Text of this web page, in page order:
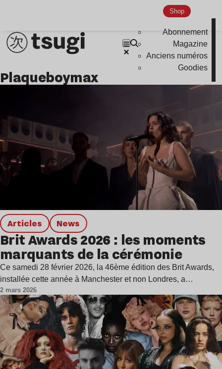
Shop
Abonnement
Magazine
Anciens numéros
Goodies
plaqueboymax
Articles news
Brit Awards 2026 : les moments
marquants de la cérémonie
Ce samedi 28 février 2026, la 46ème édition des Brit Awards,
installée cette année à Manchester et non Londres, a…
2 mars 2026